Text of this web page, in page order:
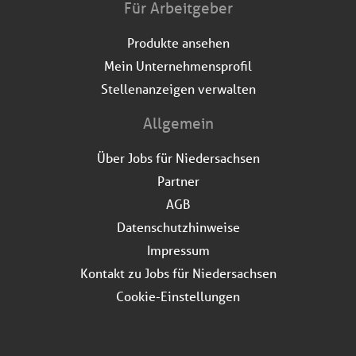
Für Arbeitgeber
Produkte ansehen
Mein Unternehmensprofil
Stellenanzeigen verwalten
Allgemein
Über Jobs für Niedersachsen
Partner
AGB
Datenschutzhinweise
Impressum
Kontakt zu Jobs für Niedersachsen
Cookie-Einstellungen